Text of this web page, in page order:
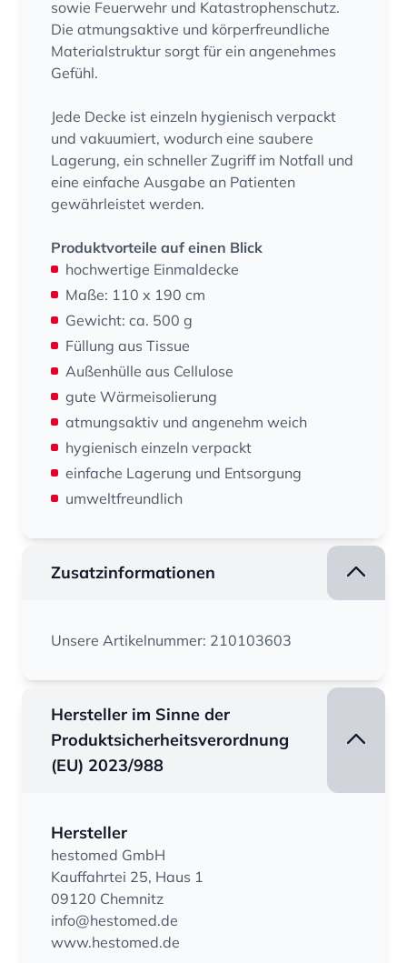
sowie Feuerwehr und Katastrophenschutz.
Die atmungsaktive und körperfreundliche
Materialstruktur sorgt für ein angenehmes
Gefühl.
Jede Decke ist einzeln hygienisch verpackt
und vakuumiert, wodurch eine saubere
Lagerung, ein schneller Zugriff im Notfall und
eine einfache Ausgabe an Patienten
gewährleistet werden.
Produktvorteile auf einen Blick
hochwertige Einmaldecke
Maße: 110 x 190 cm
Gewicht: ca. 500 g
Füllung aus Tissue
Außenhülle aus Cellulose
gute Wärmeisolierung
atmungsaktiv und angenehm weich
hygienisch einzeln verpackt
einfache Lagerung und Entsorgung
umweltfreundlich
Zusatzinformationen
Unsere Artikelnummer: 210103603
Hersteller im Sinne der
Produktsicherheitsverordnung
(EU) 2023/988
Hersteller
hestomed GmbH
Kauffahrtei 25, Haus 1
09120 Chemnitz
info@hestomed.de
www.hestomed.de